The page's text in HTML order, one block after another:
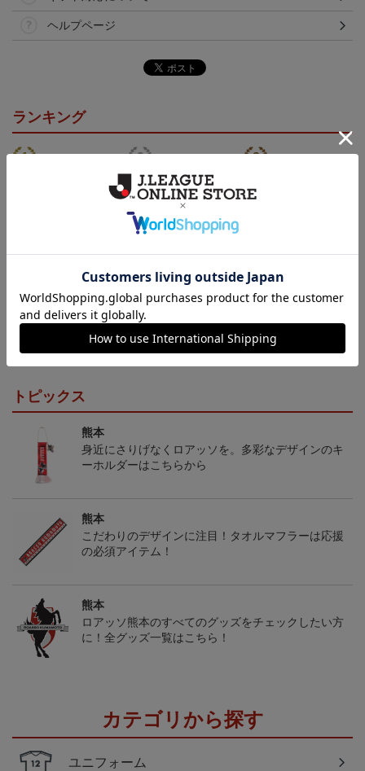
ヘルプページ
ランキング
カーサンシェード（傘
型）
5,500円
2026アロハシャツ
（襟付き）
会員特典
トピックス
熊本
身近にさりげなくロアッソを。多彩なデザインのキ
ーホルダーはこちらから
熊本
こだわりのデザインに注目！タオルマフラーは応援
の必須アイテム！
熊本
ロアッソ熊本のすべてのグッズをチェックしたい方
に！全グッズ一覧はこちら！
カテゴリから探す
ユニフォーム